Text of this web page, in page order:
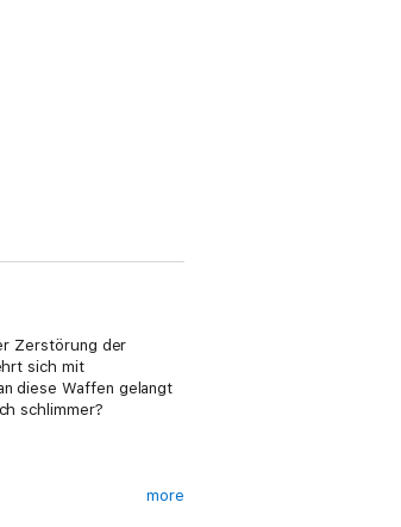
Zerstörung der
sich mit
diese Waffen gelangt
schlimmer?
more